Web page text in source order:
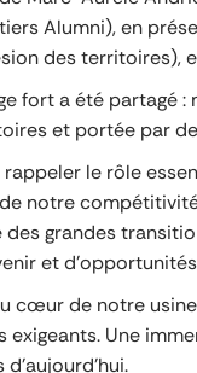
Alumni), en
des territoires),
fort a été partagé
et portée par
le rôle
notre
des grandes
et d’opportunités
cœur de notre
Une